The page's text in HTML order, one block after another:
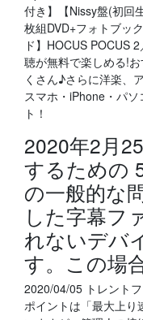
付き】【Nissy盤(初回
枚組DVD+フォトブッ
ド】HOCUS POCUS
聴が無料で楽しめる!
くさん♪さらに洋楽、
スマホ・iPhone・パ
ト！
2020年2月
するための
の一般的な
した字幕フ
れないデバ
す。この場
2020/04/05 トレント
ポイントは「最大上り